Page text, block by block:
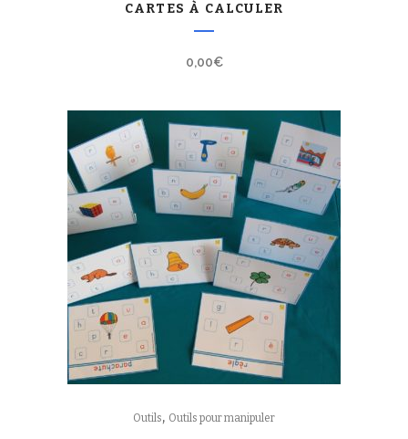
CARTES À CALCULER
0,00€
Outils, Outils pour manipuler